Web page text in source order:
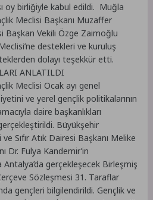
oy birliğiyle kabul edildi. Muğla
Meclisi Başkanı Muzaffer
Başkan Vekili Özge Zaimoğlu
destekleri ve kuruluş
dolayı teşekkür etti.
ANLATILDI
Meclisi Ocak ayı genel
ve yerel gençlik politikalarının
daire başkanlıkları
Büyükşehir
Sıfır Atık Dairesi Başkanı Melike
Dr. Fulya Kandemir’in
Antalya’da gerçekleşecek Birleşmiş
Sözleşmesi 31. Taraflar
gençleri bilgilendirildi. Gençlik ve